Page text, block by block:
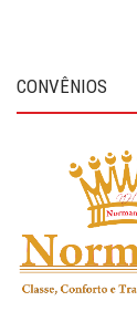
CONVÊNIOS